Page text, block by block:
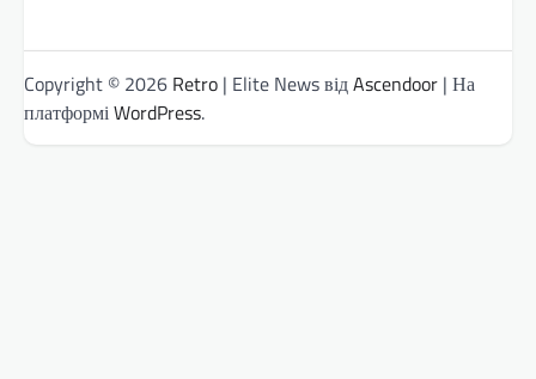
Copyright © 2026 Retro | Elite News відAscendoor | На
платформіWordPress.